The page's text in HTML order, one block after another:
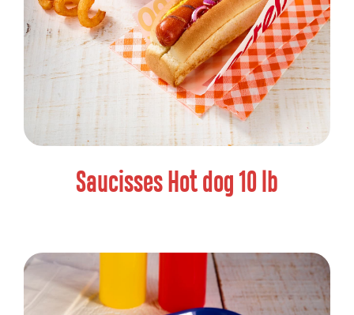
Saucisses Hot dog 10 lb